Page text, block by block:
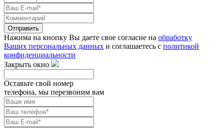
Отправить
Нажима на кнопку Вы даете свое согласие на обработку
Ваших персональных данных и соглашаетесь с политикой
конфиденциальности
Закрыть окно
Оставьте свой номер
телефона, мы перезвоним вам